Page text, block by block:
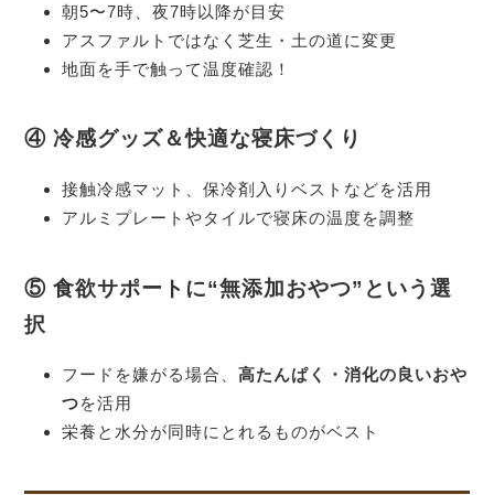
朝5〜7時、夜7時以降が目安
アスファルトではなく芝生・土の道に変更
地面を手で触って温度確認！
④ 冷感グッズ＆快適な寝床づくり
接触冷感マット、保冷剤入りベストなどを活用
アルミプレートやタイルで寝床の温度を調整
⑤ 食欲サポートに“無添加おやつ”という選
択
フードを嫌がる場合、 高たんぱく・消化の良いおや
つを活用
栄養と水分が同時にとれるものがベスト